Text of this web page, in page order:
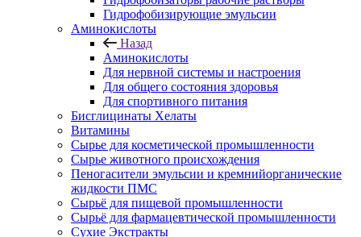
Гидрофобизирующие эмульсии
Аминокислоты
Назад
Аминокислоты
Для нервной системы и настроения
Для общего состояния здоровья
Для спортивного питания
Бисглицинаты Хелаты
Витамины
Сырье для косметической промышленности
Сырье животного происхождения
Пеногасители эмульсии и кремнийорганические
жидкости ПМС
Сырьё для пищевой промышленности
Сырьё для фармацевтической промышленности
Сухие Экстракты